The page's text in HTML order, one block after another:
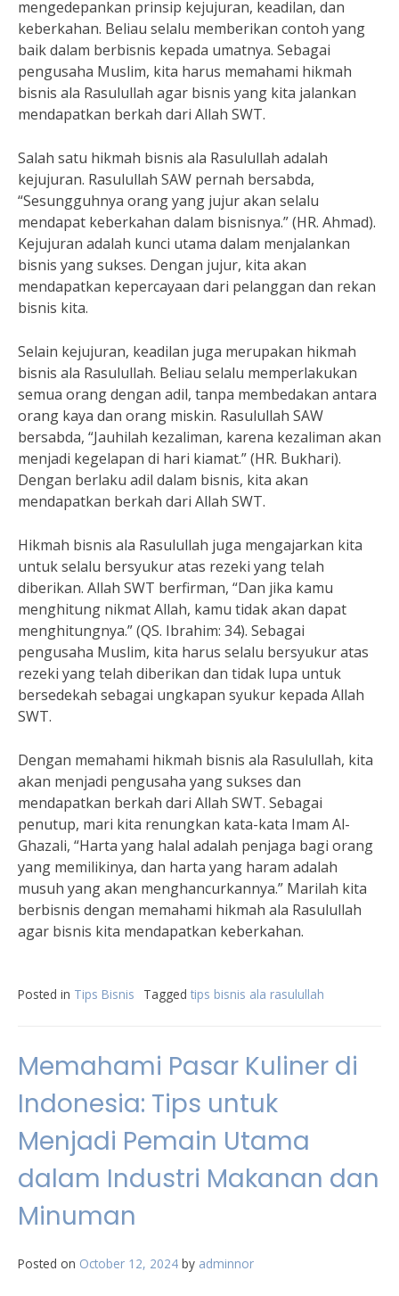
mengedepankan prinsip kejujuran, keadilan, dan
keberkahan. Beliau selalu memberikan contoh yang
baik dalam berbisnis kepada umatnya. Sebagai
pengusaha Muslim, kita harus memahami hikmah
bisnis ala Rasulullah agar bisnis yang kita jalankan
mendapatkan berkah dari Allah SWT.
Salah satu hikmah bisnis ala Rasulullah adalah
kejujuran. Rasulullah SAW pernah bersabda,
“Sesungguhnya orang yang jujur akan selalu
mendapat keberkahan dalam bisnisnya.” (HR. Ahmad).
Kejujuran adalah kunci utama dalam menjalankan
bisnis yang sukses. Dengan jujur, kita akan
mendapatkan kepercayaan dari pelanggan dan rekan
bisnis kita.
Selain kejujuran, keadilan juga merupakan hikmah
bisnis ala Rasulullah. Beliau selalu memperlakukan
semua orang dengan adil, tanpa membedakan antara
orang kaya dan orang miskin. Rasulullah SAW
bersabda, “Jauhilah kezaliman, karena kezaliman akan
menjadi kegelapan di hari kiamat.” (HR. Bukhari).
Dengan berlaku adil dalam bisnis, kita akan
mendapatkan berkah dari Allah SWT.
Hikmah bisnis ala Rasulullah juga mengajarkan kita
untuk selalu bersyukur atas rezeki yang telah
diberikan. Allah SWT berfirman, “Dan jika kamu
menghitung nikmat Allah, kamu tidak akan dapat
menghitungnya.” (QS. Ibrahim: 34). Sebagai
pengusaha Muslim, kita harus selalu bersyukur atas
rezeki yang telah diberikan dan tidak lupa untuk
bersedekah sebagai ungkapan syukur kepada Allah
SWT.
Dengan memahami hikmah bisnis ala Rasulullah, kita
akan menjadi pengusaha yang sukses dan
mendapatkan berkah dari Allah SWT. Sebagai
penutup, mari kita renungkan kata-kata Imam Al-
Ghazali, “Harta yang halal adalah penjaga bagi orang
yang memilikinya, dan harta yang haram adalah
musuh yang akan menghancurkannya.” Marilah kita
berbisnis dengan memahami hikmah ala Rasulullah
agar bisnis kita mendapatkan keberkahan.
Posted in Tips Bisnis Tagged tips bisnis ala rasulullah
Memahami Pasar Kuliner di
Indonesia: Tips untuk
Menjadi Pemain Utama
dalam Industri Makanan dan
Minuman
Posted on October 12, 2024 by adminnor